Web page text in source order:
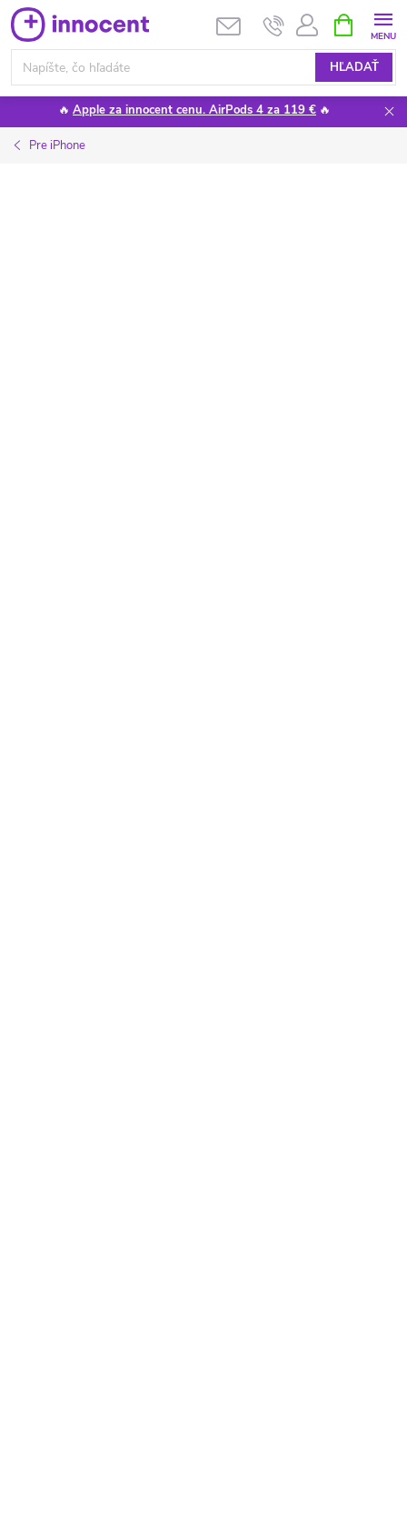
Prejsť
na
obsah
HĽADAŤ
KOŠÍK
🔥 Apple za innocent cenu. AirPods 4 za 119 € 🔥
Pre iPhone